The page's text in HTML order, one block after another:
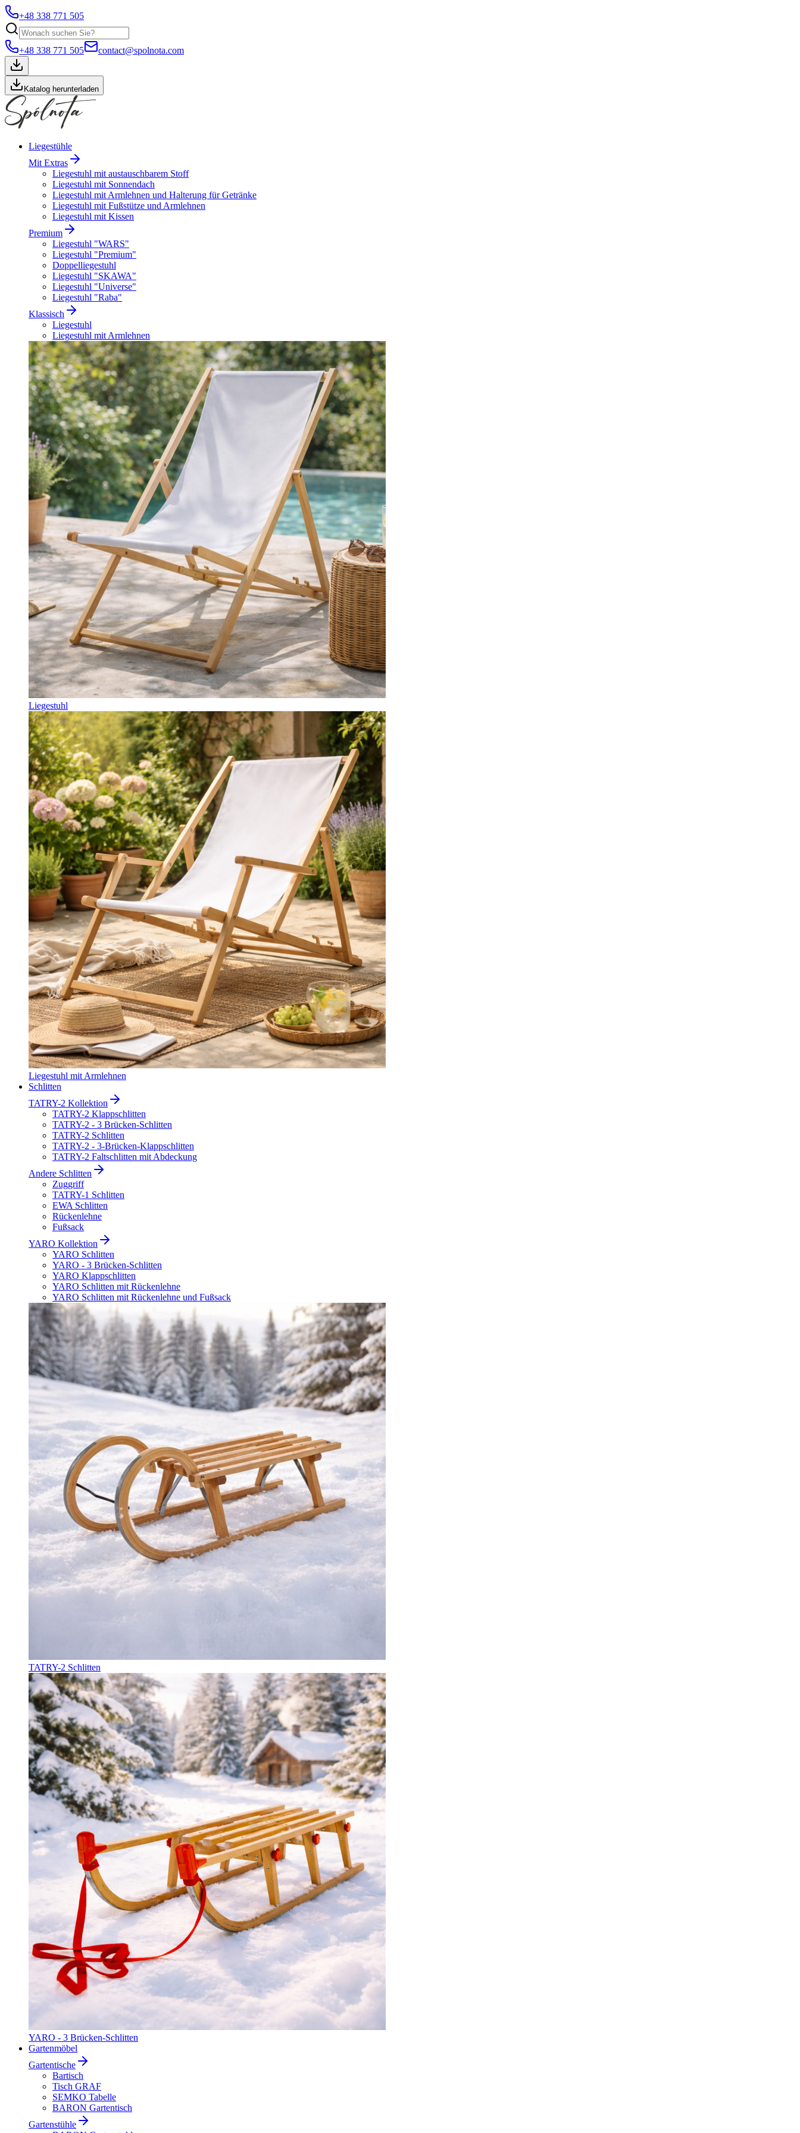
+48 338 771 505
+48 338 771 505 contact@spolnota.com
Katalog herunterladen
Liegestühle
Mit Extras
Liegestuhl mit austauschbarem Stoff
Liegestuhl mit Sonnendach
Liegestuhl mit Armlehnen und Halterung für Getränke
Liegestuhl mit Fußstütze und Armlehnen
Liegestuhl mit Kissen
Premium
Liegestuhl "WARS"
Liegestuhl "Premium"
Doppelliegestuhl
Liegestuhl "SKAWA"
Liegestuhl "Universe"
Liegestuhl "Raba"
Klassisch
Liegestuhl
Liegestuhl mit Armlehnen
Liegestuhl
Liegestuhl mit Armlehnen
Schlitten
TATRY-2 Kollektion
TATRY-2 Klappschlitten
TATRY-2 - 3 Brücken-Schlitten
TATRY-2 Schlitten
TATRY-2 - 3-Brücken-Klappschlitten
TATRY-2 Faltschlitten mit Abdeckung
Andere Schlitten
Zuggriff
TATRY-1 Schlitten
EWA Schlitten
Rückenlehne
Fußsack
YARO Kollektion
YARO Schlitten
YARO - 3 Brücken-Schlitten
YARO Klappschlitten
YARO Schlitten mit Rückenlehne
YARO Schlitten mit Rückenlehne und Fußsack
TATRY-2 Schlitten
YARO - 3 Brücken-Schlitten
Gartenmöbel
Gartentische
Bartisch
Tisch GRAF
SEMKO Tabelle
BARON Gartentisch
Gartenstühle